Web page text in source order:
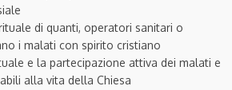
di quanti, operatori sanitari o
i malati con spirito cristiano
e la partecipazione attiva dei malati e
alla vita della Chiesa